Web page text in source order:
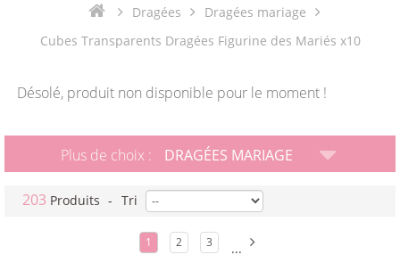
Click and Collect en 2 H gratuit !
Payez votre commande en 4X sans frais
Dragées
Dragées mariage
Cubes Transparents Dragées Figurine des Mariés x10
Désolé, produit non disponible pour le moment !
Plus de choix : DRAGÉES MARIAGE
203 Produits - Tri
1 2 3 ...